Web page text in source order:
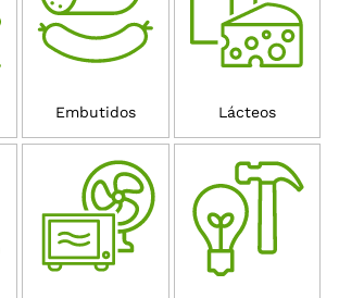
Embutidos Lácteos